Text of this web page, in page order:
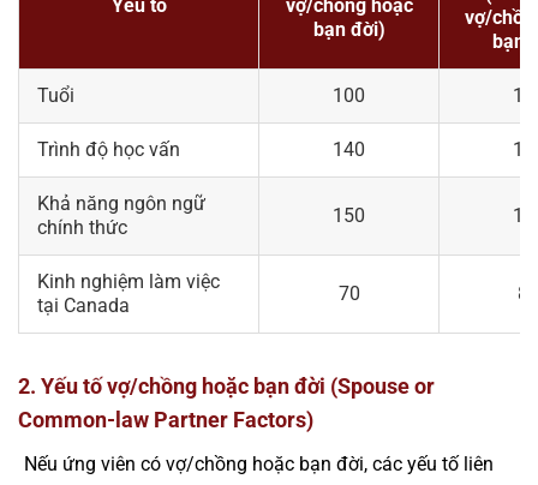
Yếu tố
vợ/chồng hoặc
bạn đời)
vợ/
bạn
Tuổi 100
Trình độ học vấn 140
Khả năng ngôn ngữ
chính thức
150
Kinh nghiệm làm việc
tại Canada
70 80
2. Yếu tố vợ/chồng hoặc bạn đời (Spouse or
Common-law Partner Factors)
Nếu ứng viên có vợ/chồng hoặc bạn đời, các yếu tố liên